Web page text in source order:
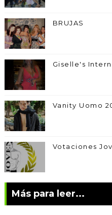
BRUJAS
Giselle's
Vanity Uomo
Votaciones
Más para leer...